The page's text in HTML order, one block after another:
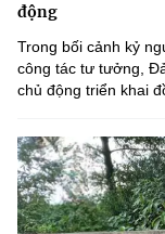
động
Trong bối cảnh kỷ
công tác tư tưởng,
chủ động triển khai